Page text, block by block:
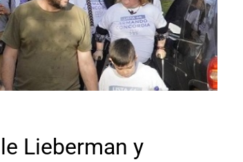
Lieberman y